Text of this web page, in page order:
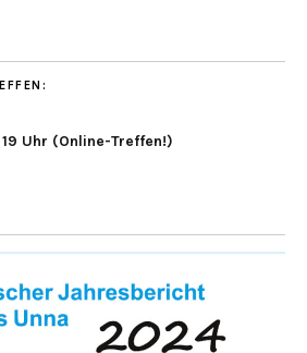
Uhr (Online-Treffen!)